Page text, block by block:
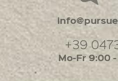
+39
Mo-Fr 9:00